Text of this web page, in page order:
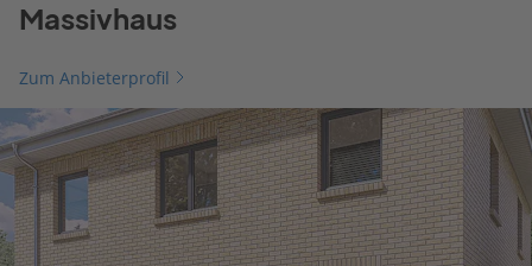
Massivhaus
Zum Anbieterprofil